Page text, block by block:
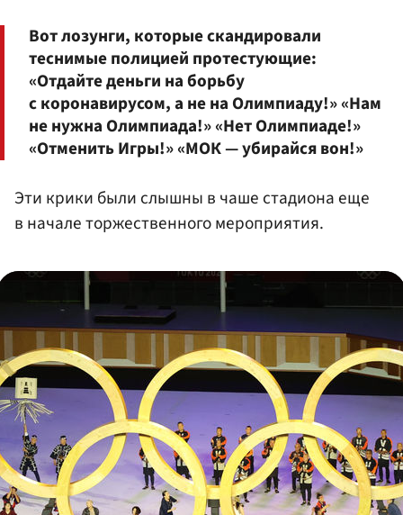
Вот лозунги, которые скандировали
теснимые полицией протестующие:
«Отдайте деньги на борьбу
с коронавирусом, а не на Олимпиаду!» «Нам
не нужна Олимпиада!» «Нет Олимпиаде!»
«Отменить Игры!» «МОК — убирайся вон!»
Эти крики были слышны в чаше стадиона еще
в начале торжественного мероприятия.